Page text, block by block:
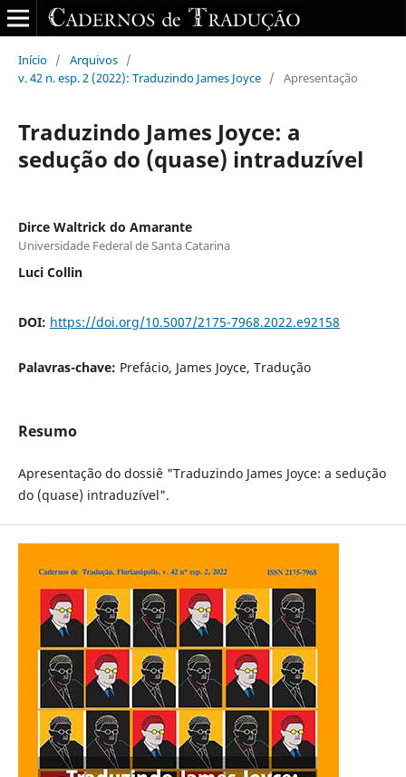
Início / Arquivos /
v. 42 n. esp. 2 (2022): Traduzindo James Joyce / Apresentação
Traduzindo James Joyce: a
sedução do (quase) intraduzível
Dirce Waltrick do Amarante
Universidade Federal de Santa Catarina
Luci Collin
DOI: https://doi.org/10.5007/2175-7968.2022.e92158
Palavras-chave: Prefácio, James Joyce, Tradução
Resumo
Apresentação do dossiê "Traduzindo James Joyce: a sedução
do (quase) intraduzível".